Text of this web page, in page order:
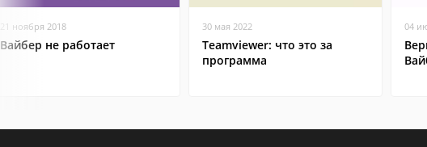
21 ноября 2018
Вайбер не работает
30 мая 2022
Teamviewer: что это за
программа
04